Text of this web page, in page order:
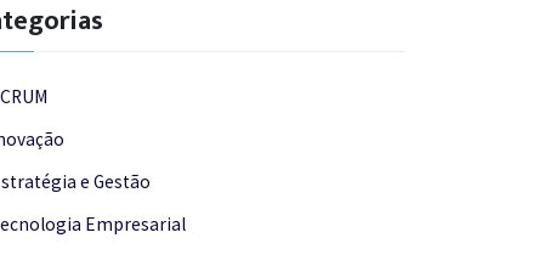
e Gestão
Empresarial